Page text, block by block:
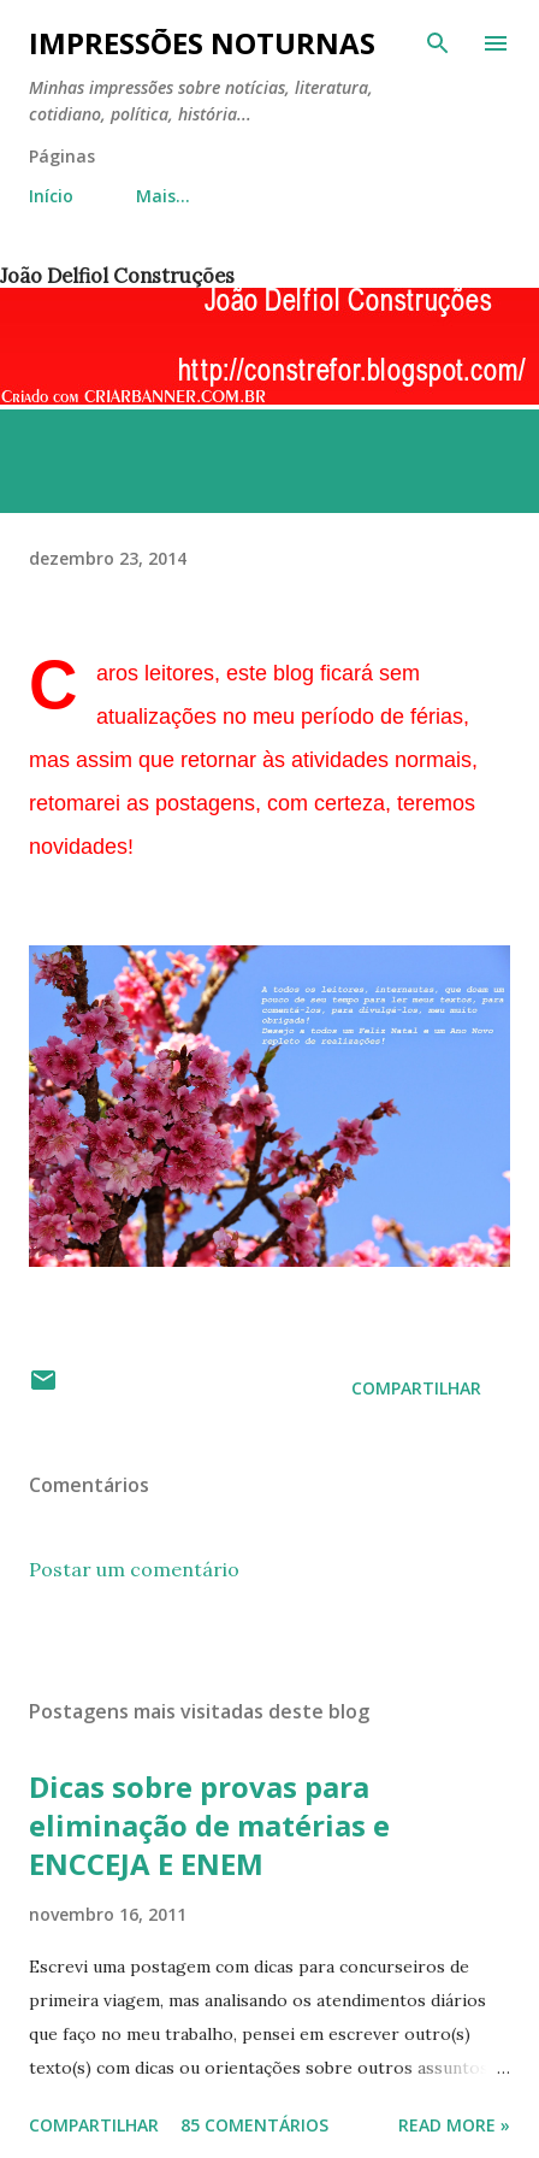
Pular para o conteúdo principal
IMPRESSÕES NOTURNAS
Minhas impressões sobre notícias, literatura,
cotidiano, política, história...
Páginas
Início
Mais…
João Delfiol Construções
dezembro 23, 2014
C
aros leitores, este blog ficará sem
atualizações no meu período de férias,
mas assim que retornar às atividades normais,
retomarei as postagens, com certeza, teremos
novidades!
COMPARTILHAR
Comentários
Postar um comentário
Postagens mais visitadas deste blog
Dicas sobre provas para
eliminação de matérias e
ENCCEJA E ENEM
novembro 16, 2011
Escrevi uma postagem com dicas para concurseiros de
primeira viagem, mas analisando os atendimentos diários
que faço no meu trabalho, pensei em escrever outro(s)
texto(s) com dicas ou orientações sobre outros assuntos,
continuam sem conhecimentos básicos, que podem ajudá-
COMPARTILHAR 85 COMENTÁRIOS READ MORE »